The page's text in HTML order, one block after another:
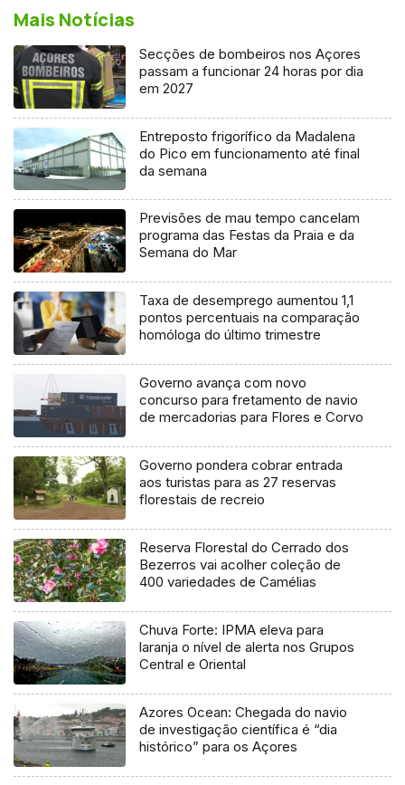
Mais Notícias
Secções de bombeiros nos Açores
passam a funcionar 24 horas por dia
em 2027
Entreposto frigorífico da Madalena
do Pico em funcionamento até final
da semana
Previsões de mau tempo cancelam
programa das Festas da Praia e da
Semana do Mar
Taxa de desemprego aumentou 1,1
pontos percentuais na comparação
homóloga do último trimestre
Governo avança com novo
concurso para fretamento de navio
de mercadorias para Flores e Corvo
Governo pondera cobrar entrada
aos turistas para as 27 reservas
florestais de recreio
Reserva Florestal do Cerrado dos
Bezerros vai acolher coleção de
400 variedades de Camélias
Chuva Forte: IPMA eleva para
laranja o nível de alerta nos Grupos
Central e Oriental
Azores Ocean: Chegada do navio
de investigação científica é “dia
histórico” para os Açores